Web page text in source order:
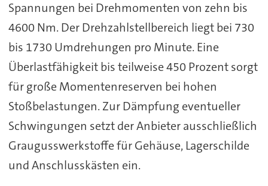
Spannungen bei Drehmomenten von zehn bis
4600 Nm. Der Drehzahlstellbereich liegt bei 730
bis 1730 Umdrehungen pro Minute. Eine
Überlastfähigkeit bis teilweise 450 Prozent sorgt
für große Momentenreserven bei hohen
Stoßbelastungen. Zur Dämpfung eventueller
Schwingungen setzt der Anbieter ausschließlich
Graugusswerkstoffe für Gehäuse, Lagerschilde
und Anschlusskästen ein.